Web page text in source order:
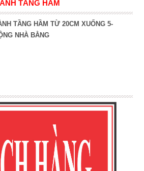
TẦNG HẦM
TẦNG HẦM TỪ 20CM XUỐNG 5-
NHÀ BẰNG